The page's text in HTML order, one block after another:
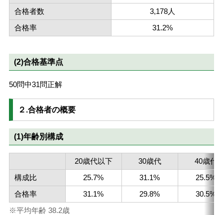
合格者数
3,178人
合格率
31.2%
(2)合格基準点
50問中31問正解
２.合格者の概要
(1)年齢別構成
20歳代以下 30歳代
40歳代
構成比
25.7% 31.1%
25.5%
合格率
31.1% 29.8%
30.5%
平均年齢 38.2歳